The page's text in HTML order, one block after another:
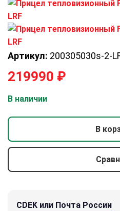
Артикул: 200305030s-2-
219990 ₽
В наличии
В
CDEK или Почта России